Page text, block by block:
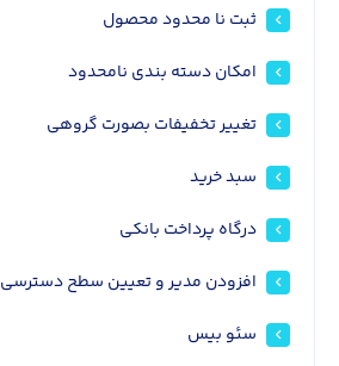
ثبت نا محدود محصول
امکان دسته بندی نامحدود
تغییر تخفیفات بصورت گروهی
سبد خرید
درگاه پرداخت بانکی
افزودن مدیر و تعیین سطح دسترسی
سئو بیس